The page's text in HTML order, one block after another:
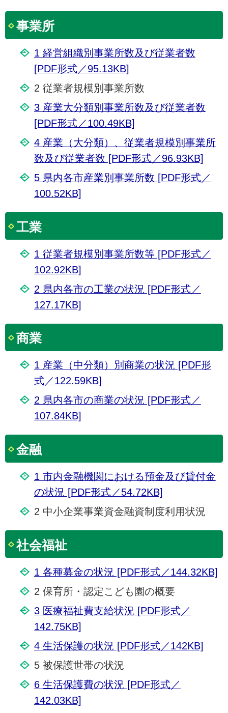
事業所
1 経営組織別事業所数及び従業者数
[PDF形式／95.13KB]
2 従業者規模別事業所数
3 産業大分類別事業所数及び従業者数
[PDF形式／100.49KB]
4 産業（大分類）、従業者規模別事業所
数及び従業者数 [PDF形式／96.93KB]
5 県内各市産業別事業所数 [PDF形式／
100.52KB]
工業
1 従業者規模別事業所数等 [PDF形式／
102.92KB]
2 県内各市の工業の状況 [PDF形式／
127.17KB]
商業
1 産業（中分類）別商業の状況 [PDF形
式／122.59KB]
2 県内各市の商業の状況 [PDF形式／
107.84KB]
金融
1 市内金融機関における預金及び貸付金
の状況 [PDF形式／54.72KB]
2 中小企業事業資金融資制度利用状況
社会福祉
1 各種募金の状況 [PDF形式／144.32KB]
2 保育所・認定こども園の概要
3 医療福祉費支給状況 [PDF形式／
142.75KB]
4 生活保護の状況 [PDF形式／142KB]
5 被保護世帯の状況
6 生活保護費の状況 [PDF形式／
142.03KB]